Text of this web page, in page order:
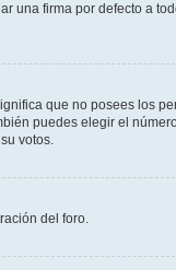
una firma por defecto a
que no posees los
puedes elegir el
votos.
del foro.